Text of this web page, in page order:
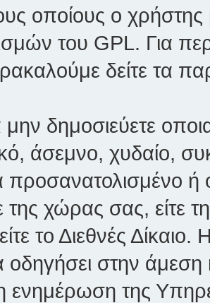
οποίους ο
του GPL. Για
δείτε τα
μην δημοσιεύετε
άσεμνο, χυδαίο,
προσανατολισμένο ή
της χώρας σας, είτε
το Διεθνές
οδηγήσει στην
ενημέρωση της